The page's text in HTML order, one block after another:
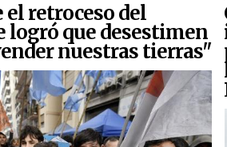
retroceso del
logró que desestimen
nuestras tierras"